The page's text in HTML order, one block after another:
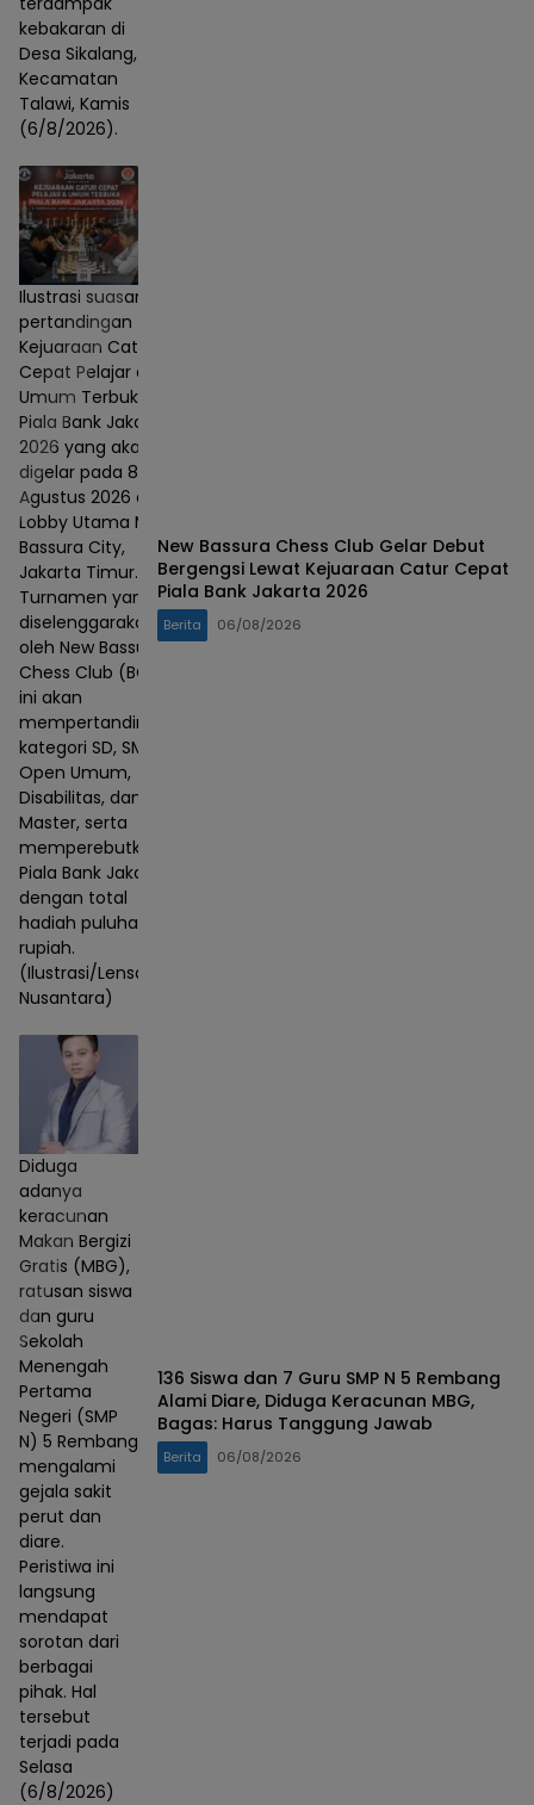
kebakaran di
Desa Sikalang,
Kecamatan
Talawi, Kamis
(6/8/2026).
Ilustrasi suasana
pertandingan
Kejuaraan Catur
Cepat Pelajar dan
Umum Terbuka
Piala Bank Jakarta
2026 yang akan
digelar pada 8–9
Agustus 2026 di
Lobby Utama Mall
Bassura City,
Jakarta Timur.
Turnamen yang
diselenggarakan
oleh New Bassura
Chess Club (BCC)
ini akan
mempertandingkan
kategori SD, SMP,
Open Umum,
Disabilitas, dan
Master, serta
memperebutkan
Piala Bank Jakarta
dengan total
hadiah puluhan juta
rupiah.
(Ilustrasi/Lensa
Nusantara)
New Bassura Chess Club Gelar Debut
Bergengsi Lewat Kejuaraan Catur Cepat
Piala Bank Jakarta 2026
Berita 06/08/2026
Diduga
adanya
keracunan
Makan Bergizi
Gratis (MBG),
ratusan siswa
dan guru
Sekolah
Menengah
Pertama
Negeri (SMP
N) 5 Rembang
mengalami
gejala sakit
perut dan
diare.
Peristiwa ini
langsung
mendapat
sorotan dari
berbagai
pihak. Hal
tersebut
terjadi pada
Selasa
(6/8/2026)
136 Siswa dan 7 Guru SMP N 5 Rembang
Alami Diare, Diduga Keracunan MBG,
Bagas: Harus Tanggung Jawab
Berita 06/08/2026